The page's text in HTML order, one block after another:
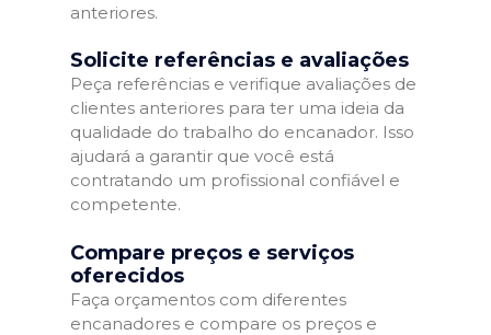
anteriores.
Solicite referências e avaliações
Peça referências e verifique avaliações de
clientes anteriores para ter uma ideia da
qualidade do trabalho do encanador. Isso
ajudará a garantir que você está
contratando um profissional confiável e
competente.
Compare preços e serviços
oferecidos
Faça orçamentos com diferentes
encanadores e compare os preços e